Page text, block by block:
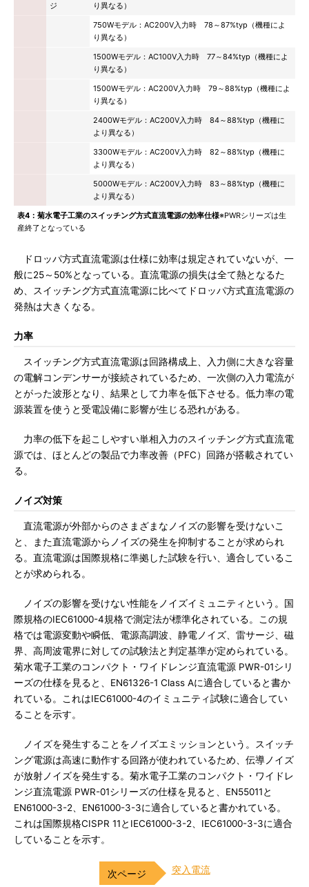
ジ
り異なる）
750Wモデル：AC200V入力時 78～87%typ（機種によ
り異なる）
1500Wモデル：AC100V入力時 77～84%typ（機種によ
り異なる）
1500Wモデル：AC200V入力時 79～88%typ（機種によ
り異なる）
2400Wモデル：AC200V入力時 84～88%typ（機種に
より異なる）
3300Wモデル：AC200V入力時 82～88%typ（機種に
より異なる）
5000Wモデル：AC200V入力時 83～88%typ（機種に
より異なる）
表4：菊水電子工業のスイッチング方式直流電源の効率仕様※PWRシリーズは生
産終了となっている
ドロッパ方式直流電源は仕様に効率は規定されていないが、一
般に25～50%となっている。直流電源の損失は全て熱となるた
め、スイッチング方式直流電源に比べてドロッパ方式直流電源の
発熱は大きくなる。
力率
スイッチング方式直流電源は回路構成上、入力側に大きな容量
の電解コンデンサーが接続されているため、一次側の入力電流が
とがった波形となり、結果として力率を低下させる。低力率の電
源装置を使うと受電設備に影響が生じる恐れがある。
力率の低下を起こしやすい単相入力のスイッチング方式直流電
源では、ほとんどの製品で力率改善（PFC）回路が搭載されてい
る。
ノイズ対策
直流電源が外部からのさまざまなノイズの影響を受けないこ
と、また直流電源からノイズの発生を抑制することが求められ
る。直流電源は国際規格に準拠した試験を行い、適合しているこ
とが求められる。
ノイズの影響を受けない性能をノイズイミュニティという。国
際規格のIEC61000-4規格で測定法が標準化されている。この規
格では電源変動や瞬低、電源高調波、静電ノイズ、雷サージ、磁
界、高周波電界に対しての試験法と判定基準が定められている。
菊水電子工業のコンパクト・ワイドレンジ直流電源 PWR-01シリ
ーズの仕様を見ると、EN61326-1 Class Aに適合していると書か
れている。これはIEC61000-4のイミュニティ試験に適合してい
ることを示す。
ノイズを発生することをノイズエミッションという。スイッチ
ング電源は高速に動作する回路が使われているため、伝導ノイズ
が放射ノイズを発生する。菊水電子工業のコンパクト・ワイドレ
ンジ直流電源 PWR-01シリーズの仕様を見ると、EN55011と
EN61000-3-2、EN61000-3-3に適合していると書かれている。
これは国際規格CISPR 11とIEC61000-3-2、IEC61000-3-3に適合
していることを示す。
突入電流